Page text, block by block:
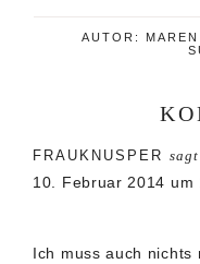
AUTOR:
FRAUKNUSPER sagt
10. Februar 2014 um
Ich muss auch nichts